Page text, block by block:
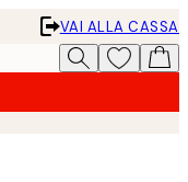
VAI ALLA CASSA